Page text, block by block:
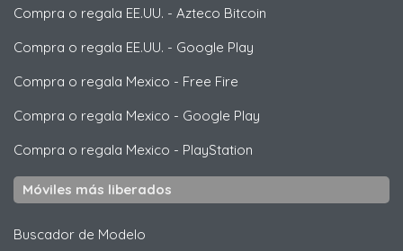
Compra o regala EE.UU. - Azteco Bitcoin
Compra o regala EE.UU. - Google Play
Compra o regala Mexico - Free Fire
Compra o regala Mexico - Google Play
Compra o regala Mexico - PlayStation
Móviles más liberados
Buscador de Modelo